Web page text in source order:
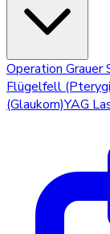
Operation Grauer
Flügelfell
(Glaukom)YAG